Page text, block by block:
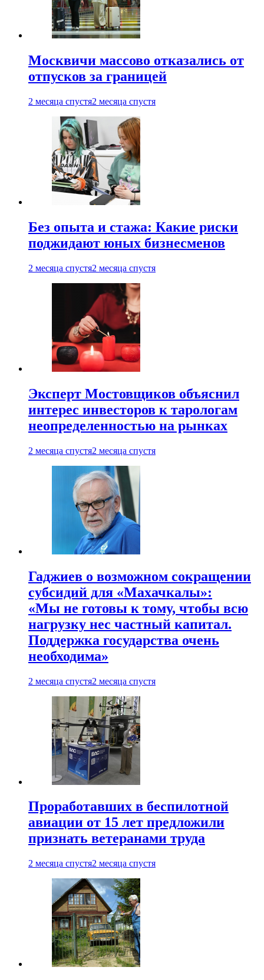
Москвичи массово отказались от
отпусков за границей
2 месяца спустя2 месяца спустя
Без опыта и стажа: Какие риски
поджидают юных бизнесменов
2 месяца спустя2 месяца спустя
Эксперт Мостовщиков объяснил
интерес инвесторов к тарологам
неопределенностью на рынках
2 месяца спустя2 месяца спустя
Гаджиев о возможном сокращении
субсидий для «Махачкалы»:
«Мы не готовы к тому, чтобы всю
нагрузку нес частный капитал.
Поддержка государства очень
необходима»
2 месяца спустя2 месяца спустя
Проработавших в беспилотной
авиации от 15 лет предложили
признать ветеранами труда
2 месяца спустя2 месяца спустя